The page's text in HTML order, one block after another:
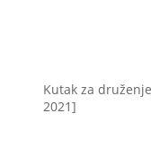
Kutak za
2021]